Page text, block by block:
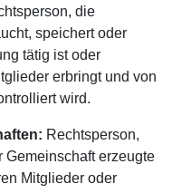
die
speichert oder
tätig ist oder
erbringt und von
wird.
Rechtsperson,
erzeugte
Mitglieder oder